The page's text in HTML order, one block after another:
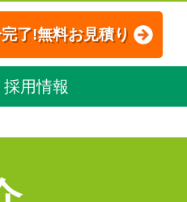
了!無料お見積り
採用情報